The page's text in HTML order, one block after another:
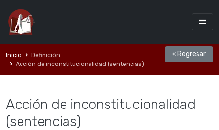
Inicio
Definición
Acción de inconstitucionalidad (sentencias)
« Regresar
Acción de inconstitucionalidad
(sentencias)